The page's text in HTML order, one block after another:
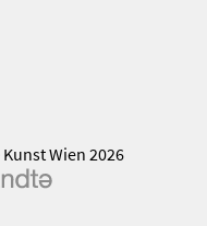
Wien 2026